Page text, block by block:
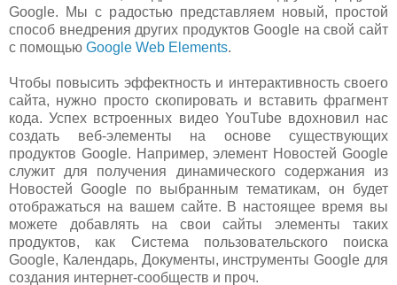
Google. Мы с радостью представляем новый, простой
способ внедрения других продуктов Google на свой сайт
с помощью Google Web Elements.
Чтобы повысить эффектность и интерактивность своего
сайта, нужно просто скопировать и вставить фрагмент
кода. Успех встроенных видео YouTube вдохновил нас
создать веб-элементы на основе существующих
продуктов Google. Например, элемент Новостей Google
служит для получения динамического содержания из
Новостей Google по выбранным тематикам, он будет
отображаться на вашем сайте. В настоящее время вы
можете добавлять на свои сайты элементы таких
продуктов, как Система пользовательского поиска
Google, Календарь, Документы, инструменты Google для
создания интернет-сообществ и проч.